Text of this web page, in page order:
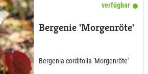
verfügbar
Bergenie 'Morgenröte'
Bergenia cordifolia 'Morgenröte'